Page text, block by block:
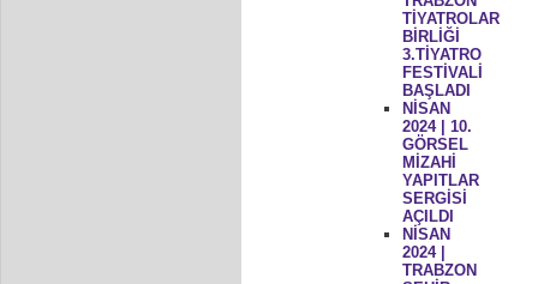
TİYATROLAR
BİRLİĞİ
3.TİYATRO
FESTİVALİ
BAŞLADI
NİSAN
2024 | 10.
GÖRSEL
MİZAHİ
YAPITLAR
SERGİSİ
AÇILDI
NİSAN
2024 |
TRABZON